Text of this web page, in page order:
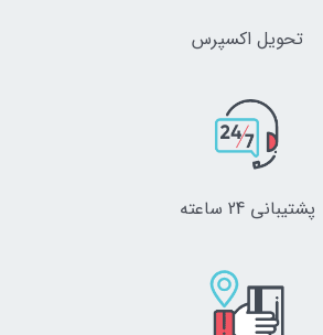
تحویل اکسپرس
پشتیبانی 24 ساعته